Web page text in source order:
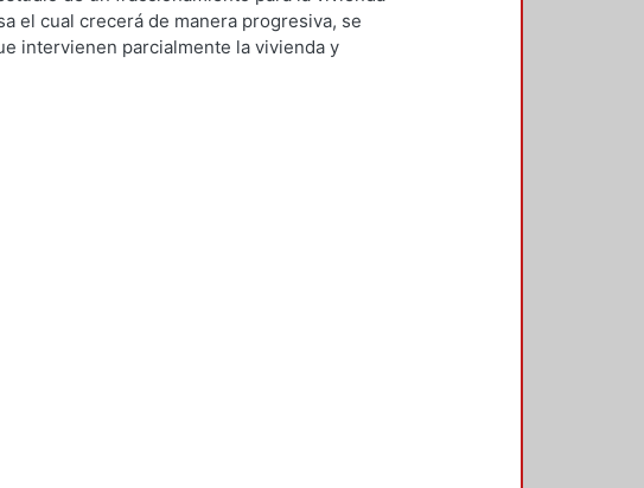
el cual crecerá de manera progresiva, se
intervienen parcialmente la vivienda y